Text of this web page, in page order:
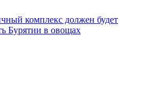
комплекс должен будет
Бурятии в овощах